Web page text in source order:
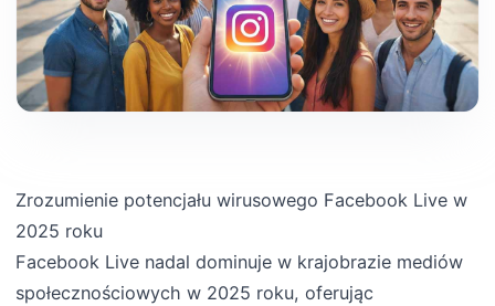
Zrozumienie potencjału wirusowego Facebook Live w
2025 roku
Facebook Live nadal dominuje w krajobrazie mediów
społecznościowych w 2025 roku, oferując